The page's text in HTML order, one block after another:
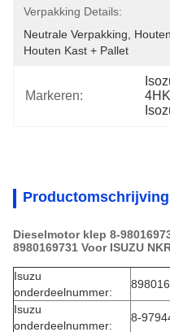
Verpakking Details:
Neutrale Verpakking,
Houten Kast + Pallet
Markeren:
Productomschrijving
Dieselmotor klep 8-
8980169731 Voor ISUZU
Isuzu
onderdeelnummer:
Isuzu
onderdeelnummer:
8-